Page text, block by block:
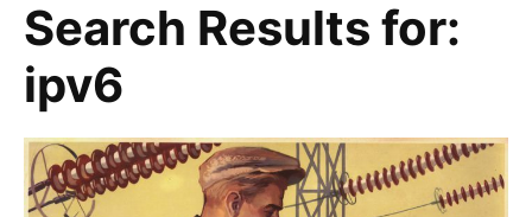
Search Results for:
ipv6